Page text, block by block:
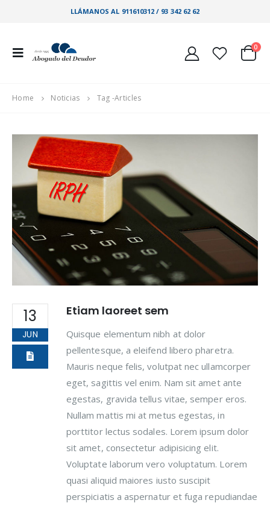
LLÁMANOS AL 911610312 / 93 342 62 62
0
Home Noticias Tag -Articles
13
JUN
Etiam laoreet sem
Quisque elementum nibh at dolor
pellentesque, a eleifend libero pharetra.
Mauris neque felis, volutpat nec ullamcorper
eget, sagittis vel enim. Nam sit amet ante
egestas, gravida tellus vitae, semper eros.
Nullam mattis mi at metus egestas, in
porttitor lectus sodales. Lorem ipsum dolor
sit amet, consectetur adipisicing elit.
Voluptate laborum vero voluptatum. Lorem
quasi aliquid maiores iusto suscipit
perspiciatis a aspernatur et fuga repudiandae